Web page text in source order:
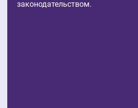
законодательством.